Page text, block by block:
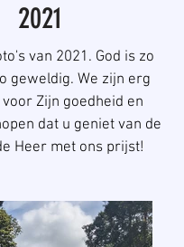
2021
van 2021. God is zo
geweldig. We zijn erg
Zijn goedheid en
dat u geniet van de
Heer met ons prijst!